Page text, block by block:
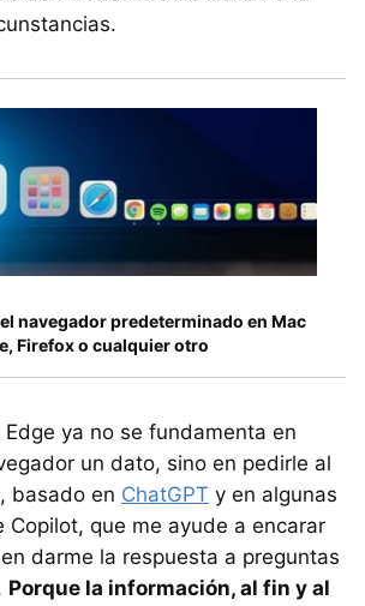
navegador predeterminado en Mac
Firefox o cualquier otro
ya no se fundamenta en
un dato, sino en pedirle al
basado en ChatGPT y en algunas
Copilot, que me ayude a encarar
darme la respuesta a preguntas
Porque la información, al fin y al